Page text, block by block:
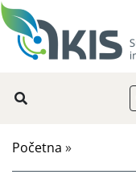
Početna »